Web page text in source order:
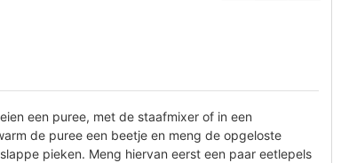
een puree, met de staafmixer of in een
de puree een beetje en meng de opgeloste
pieken. Meng hiervan eerst een paar eetlepels